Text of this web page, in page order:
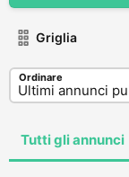
Griglia
Ordinare
Tutti gli annunci